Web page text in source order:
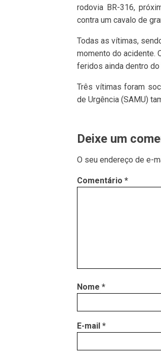
rodovia BR-316,
contra um cavalo de
Todas as vítimas,
momento do acidente.
feridos ainda dentro do
Três vítimas foram
de Urgência (SAMU)
Deixe um
O seu endereço de e-
Comentário *
Nome *
E-mail *